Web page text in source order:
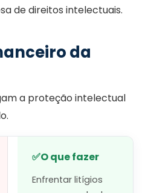
de direitos intelectuais.
da
a proteção intelectual
✅O que fazer
Enfrentar litígios